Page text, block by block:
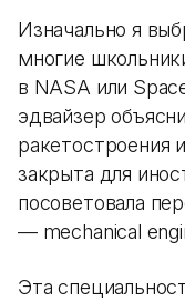
Изначально я
многие
в NASA или
эдвайзер
ракетостроения
закрыта для
посоветовала
— mechanical
Эта